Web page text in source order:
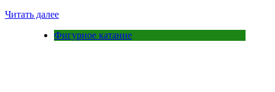
Читать далее
Фигурное катание